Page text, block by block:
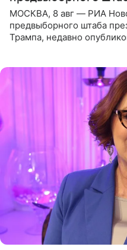
МОСКВА, 8 авг — РИА
предвыборного штаба
Трампа, недавно